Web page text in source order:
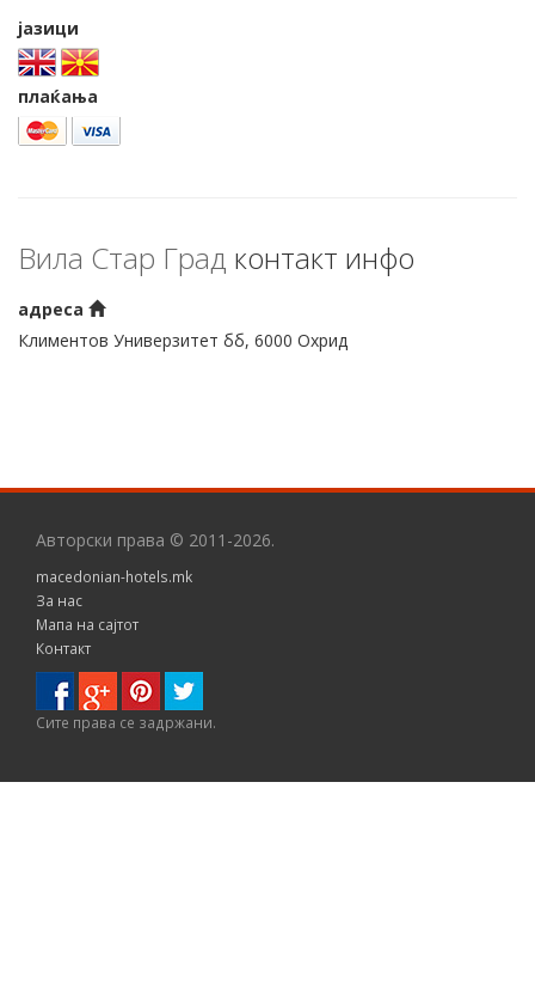
јазици
плаќања
Вила Стар Град контакт инфо
адреса
Климентов Универзитет бб, 6000 Охрид
Авторски права © 2011-2026.
macedonian-hotels.mk
За нас
Мапа на сајтот
Контакт
Сите правa се задржани.